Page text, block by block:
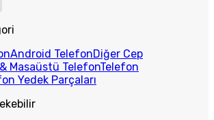
Android TelefonDiğer Cep
Masaüstü TelefonTelefon
Yedek Parçaları